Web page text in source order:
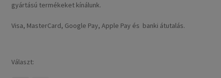
gyártású termékeket kínálunk.
Visa, MasterCard, Google Pay, Apple Pay és banki átutalás.
Választ: